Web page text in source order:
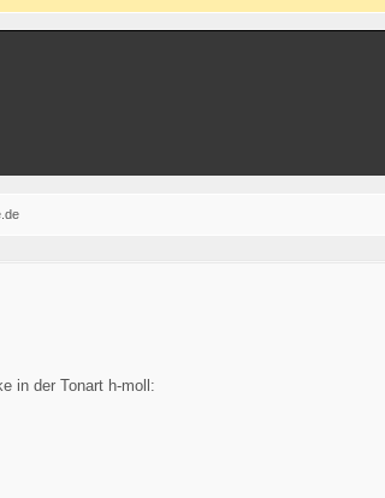
in der Tonart h-moll: